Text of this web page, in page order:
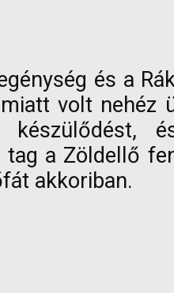
és a
volt
tag a Zöldellő
akkoriban.